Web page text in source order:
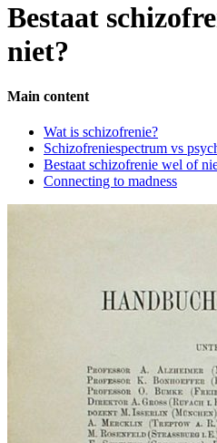
Bestaat
niet?
Main content
Side
Navigation
Wat is schizofrenie?
Schizofreniespectrum vs
Bestaat schizofrenie wel of
Connecting to madness